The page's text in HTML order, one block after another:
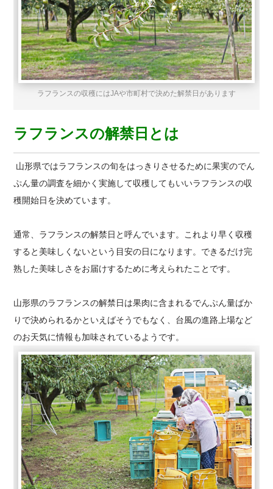
ラフランスの収穫にはJAや市町村で決めた解禁日があります
ラフランスの解禁日とは
山形県ではラフランスの旬をはっきりさせるために果実のでん
ぷん量の調査を細かく実施して収穫してもいいラフランスの収
穫開始日を決めています。
通常、ラフランスの解禁日と呼んでいます。これより早く収穫
すると美味しくないという目安の日になります。できるだけ完
熟した美味しさをお届けするために考えられたことです。
山形県のラフランスの解禁日は果肉に含まれるでんぷん量ばか
りで決められるかといえばそうでもなく、台風の進路上場など
のお天気に情報も加味されているようです。